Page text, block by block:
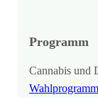
Programm
Cannabis und